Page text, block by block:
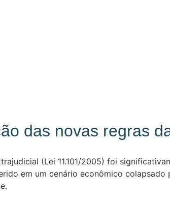
das novas regras
(Lei 11.101/2005) foi
em um cenário econômico